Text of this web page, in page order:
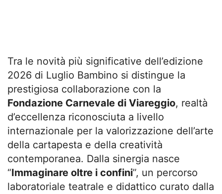
Tra le novità più significative dell’edizione
2026 di Luglio Bambino si distingue la
prestigiosa collaborazione con la
Fondazione Carnevale di Viareggio, realtà
d’eccellenza riconosciuta a livello
internazionale per la valorizzazione dell’arte
della cartapesta e della creatività
contemporanea. Dalla sinergia nasce
“Immaginare oltre i confini”, un percorso
laboratoriale teatrale e didattico curato dalla